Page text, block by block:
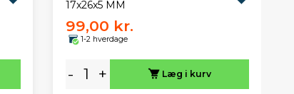
17x26x5 MM
99,00 kr.
1-2 hverdage
- + Læg i kurv